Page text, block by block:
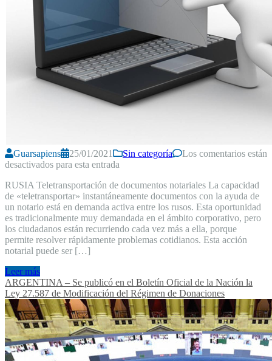
Guarsapiens 25/01/2021 Sin categoría
Los comentarios están
desactivados para esta entrada
RUSIA Teletransportación de documentos notariales La capacidad
de «teletransportar» instantáneamente documentos con la ayuda de
un notario está en demanda activa entre los rusos. Esta oportunidad
es tradicionalmente muy demandada en el ámbito corporativo, pero
los ciudadanos están recurriendo cada vez más a ella, porque
permite resolver rápidamente problemas cotidianos. Esta acción
notarial puede ser […]
Leer más
ARGENTINA – Se publicó en el Boletín Oficial de la Nación la
Ley 27.587 de Modificación del Régimen de Donaciones